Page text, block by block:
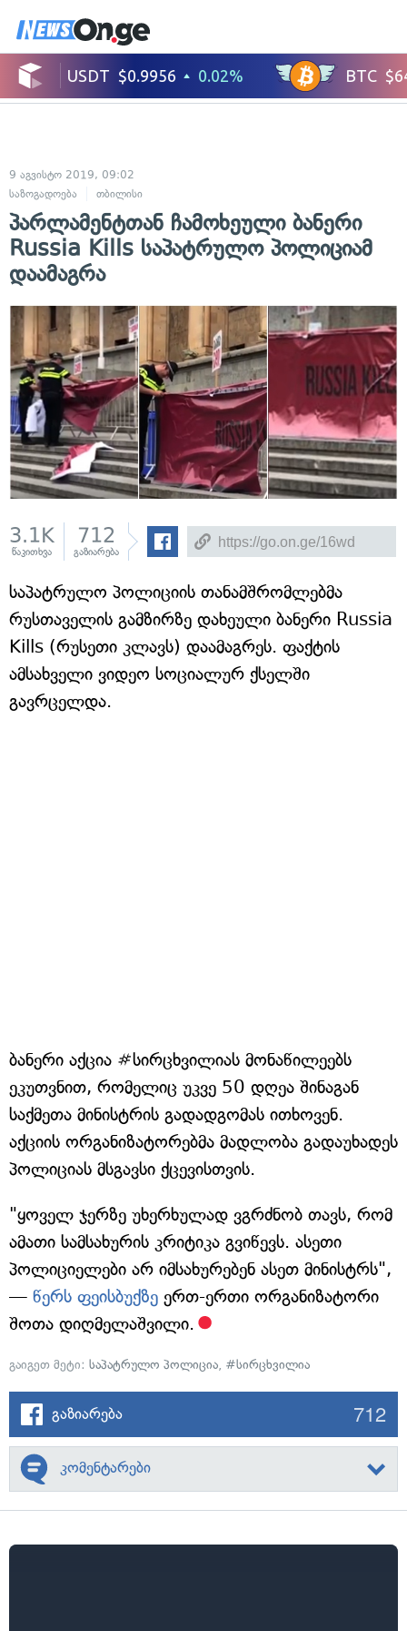
9 აგვისტო 2019, 09:02
საზოგადოება
თბილისი
პარლამენტთან ჩამოხეული ბანერი
Russia Kills საპატრულო პოლიციამ
დაამაგრა
3.1K
წაკითხვა
712
გაზიარება
საპატრულო პოლიციის თანამშრომლებმა
რუსთაველის გამზირზე დახეული ბანერი Russia
Kills (რუსეთი კლავს) დაამაგრეს. ფაქტის
ამსახველი ვიდეო სოციალურ ქსელში
გავრცელდა.
ბანერი აქცია #სირცხვილიას მონაწილეებს
ეკუთვნით, რომელიც უკვე 50 დღეა შინაგან
საქმეთა მინისტრის გადადგომას ითხოვენ.
აქციის ორგანიზატორებმა მადლობა გადაუხადეს
პოლიციას მსგავსი ქცევისთვის.
"ყოველ ჯერზე უხერხულად ვგრძნობ თავს, რომ
ამათი სამსახურის კრიტიკა გვიწევს. ასეთი
პოლიციელები არ იმსახურებენ ასეთ მინისტრს",
— წერს ფეისბუქზე ერთ-ერთი ორგანიზატორი
შოთა დიღმელაშვილი.
გაიგეთ მეტი: საპატრულო პოლიცია, #სირცხვილია
გაზიარება 712
კომენტარები